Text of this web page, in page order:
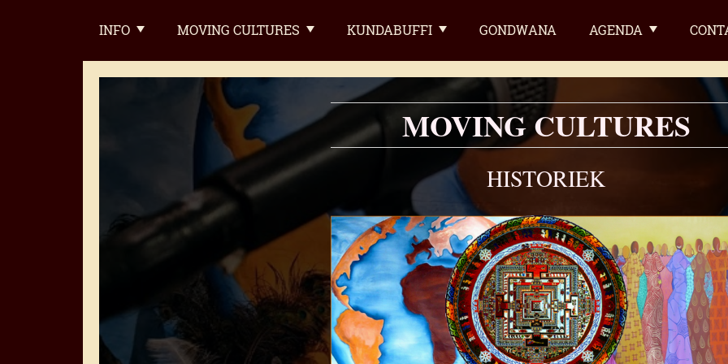
MOVING CULTURES
HISTORIEK
INFO MOVING CULTURES KUNDABUFFI GONDWANA AGENDA